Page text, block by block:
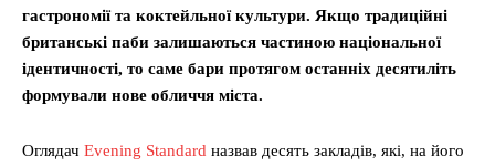
гастрономії та коктейльної культури. Якщо традиційні
британські паби залишаються частиною національної
ідентичності, то саме бари протягом останніх десятиліть
формували нове обличчя міста.
Оглядач Evening Standard назвав десять закладів, які, на його